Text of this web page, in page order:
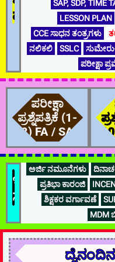
ಮಾಹಿತಿ
SAP, SDP, TIME
LESSON PLAN
CCE ಸಾಧನ ತಂತ್ರಗಳು
ನಲಿಕಲಿ
SSLC
ಪರೀಕ್ಷಾ
ಪರೀಕ್ಷಾ
ಪ್ರಶ್ನೆಪತ್ರಿಕೆ (1-
8) FA / SA
ಇತರೆ...
ಸಹಪಠ್ಯ
ಅರ್ಜಿ ನಮೂನೆಗಳು
ಪ್ರತಿಭಾ ಕಾರಂಜಿ
ಶಿಕ್ಷಕರ ವರ್ಗಾವಣೆ